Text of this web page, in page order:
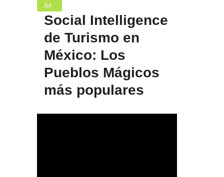
Jul
Social Intelligence
de Turismo en
México: Los
Pueblos Mágicos
más populares